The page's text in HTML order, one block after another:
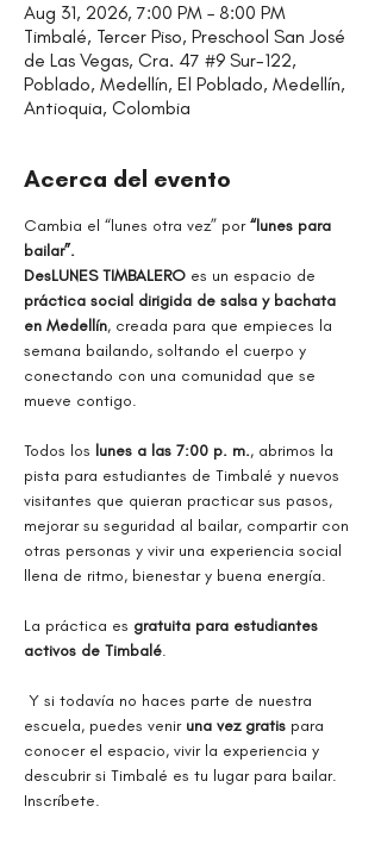
Aug 31, 2026, 7:00 PM – 8:00 PM
Timbalé, Tercer Piso, Preschool San José
de Las Vegas, Cra. 47 #9 Sur-122,
Poblado, Medellín, El Poblado, Medellín,
Antioquia, Colombia
Acerca del evento
Cambia el “lunes otra vez” por “lunes para
bailar”.
DesLUNES TIMBALERO es un espacio de
práctica social dirigida de salsa y bachata
en Medellín, creada para que empieces la
semana bailando, soltando el cuerpo y
conectando con una comunidad que se
mueve contigo.
Todos los lunes a las 7:00 p. m., abrimos la
pista para estudiantes de Timbalé y nuevos
visitantes que quieran practicar sus pasos,
mejorar su seguridad al bailar, compartir con
otras personas y vivir una experiencia social
llena de ritmo, bienestar y buena energía.
La práctica es gratuita para estudiantes
activos de Timbalé.
escuela, puedes venir una vez gratis para
conocer el espacio, vivir la experiencia y
descubrir si Timbalé es tu lugar para bailar.
Inscríbete.